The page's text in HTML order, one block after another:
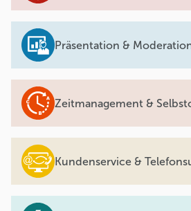
Präsentation &
Zeitmanagement &
Kundenservice &